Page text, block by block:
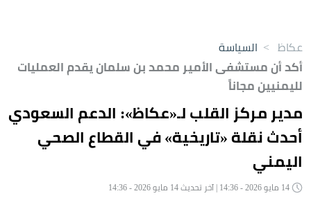
عكاظ > السياسة
أكد أن مستشفى الأمير محمد بن سلمان يقدم العمليات
لليمنيين مجاناً
مدير مركز القلب لـ«عكاظ»: الدعم السعودي
أحدث نقلة «تاريخية» في القطاع الصحي
اليمني